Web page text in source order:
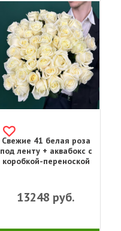
Свежие 41 белая роза
под ленту + аквабокс с
коробкой-переноской
13248 руб.